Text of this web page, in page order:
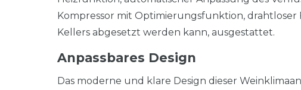
Kompressor mit Optimierungsfunktion,
Kellers abgesetzt werden kann, ausgestattet.
Anpassbares Design
Das moderne und klare Design dieser